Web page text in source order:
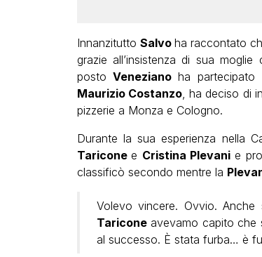
Innanzitutto Salvo ha raccontato
grazie all’insistenza di sua
postoVenezianoha
Maurizio Costanzo, ha deciso di
pizzerie a Monza e Cologno.
Durante la sua esperienza nella
Tariconee Cristina Plevanie
classificò secondo mentre la
Volevo vincere. Ovvio. Anche
Tariconeavevamo capito che
al successo. È stata furba… è